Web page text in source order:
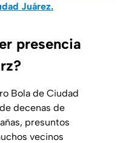
Juárez.
presencia
Bola de Ciudad
decenas de
presuntos
vecinos